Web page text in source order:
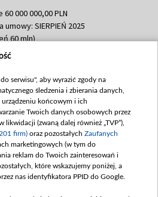
000 000,00 PLN
SIERPIEŃ 2025
60 mln)
783 051,21 PLN
100 mln, październik 350
mln)
862 000,00 PLN
GRUDZIEŃ 2025
60,548 mln)
000 000,00 PLN
LUTY 2026 (wpłata
serwisu", aby wyrazić zgody na
śledzenia i zbierania danych,
końcowym i ich
Twoich danych osobowych przez
likwidacji (zwaną dalej również „TVP”),
firm) oraz pozostałych Zaufanych
marketingowych (w tym do
reklam do Twoich zainteresowań i
które wskazujemy poniżej, a
nas identyfikatora PPID do Google.